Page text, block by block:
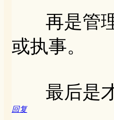
再是管理
或执事。
最后是才
回复